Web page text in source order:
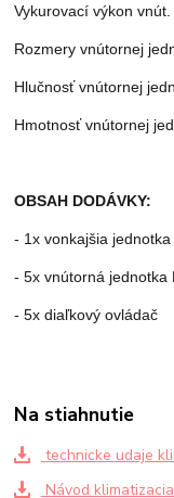
Vykurovací výkon
Rozmery vnútornej
Hlučnosť vnútornej
Hmotnosť vnútornej
OBSAH DODÁVKY:
- 1x vonkajšia
- 5x vnútorná jednotka
- 5x diaľkový ovládač
Na stiahnutie
technicke udaje
Návod